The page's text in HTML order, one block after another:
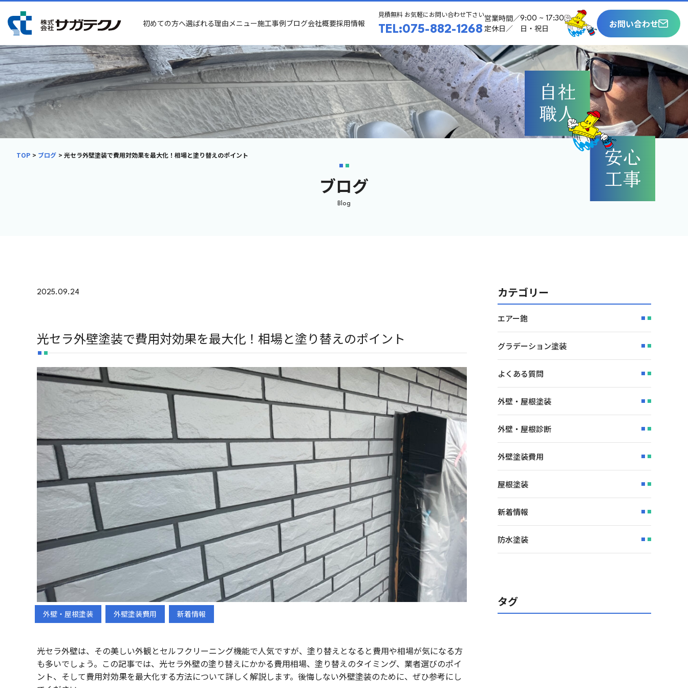
初めての方へ選ばれる理由メニュー施工事例ブログ会社概要採用情報
見積無料 お気軽にお問い合わせ下さい
TEL:075-882-1268
営業時間／9:00 ~ 17:30
定休日／ 日・祝日 お問い合わせ
ブログ
Blog
TOP ブログ 光セラ外壁塗装で費用対効果を最大化！相場と塗り替えのポイント
2025.09.24
光セラ外壁塗装で費用対効果を最大化！相場と塗り替えのポイント
外壁・屋根塗装 外壁塗装費用 新着情報
光セラ外壁は、その美しい外観とセルフクリーニング機能で人気ですが、塗り替えとなると費用や相場が気になる方
も多いでしょう。この記事では、光セラ外壁の塗り替えにかかる費用相場、塗り替えのタイミング、業者選びのポイ
ント、そして費用対効果を最大化する方法について詳しく解説します。後悔しない外壁塗装のために、ぜひ参考にし
カテゴリー
エアー鉋
グラデーション塗装
よくある質問
外壁・屋根塗装
外壁・屋根診断
外壁塗装費用
屋根塗装
新着情報
防水塗装
タグ